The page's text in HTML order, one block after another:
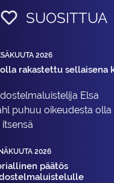
SUOSITTUA
2026
olla rakastettu sellaisena
Elsa
puhuu oikeudesta olla
2026
päätös